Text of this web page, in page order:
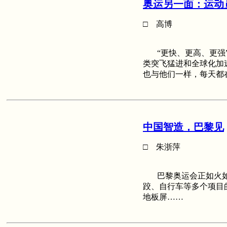
奥运另一面：运
□ 高博
“更快、更高、更强”
类突飞猛进和全球化
也与他们一样，每天
中国智造，巴黎见
□ 朱浙萍
巴黎奥运会正如火如
跤、自行车等多个项
地板屏……